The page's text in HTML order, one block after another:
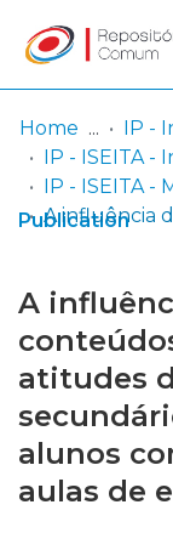
Communities
& Collections
Statistics
Log
In
(current)
Home
IP -
IP - ISEITA -
Publication
A
atitudes
alunos
aulas de